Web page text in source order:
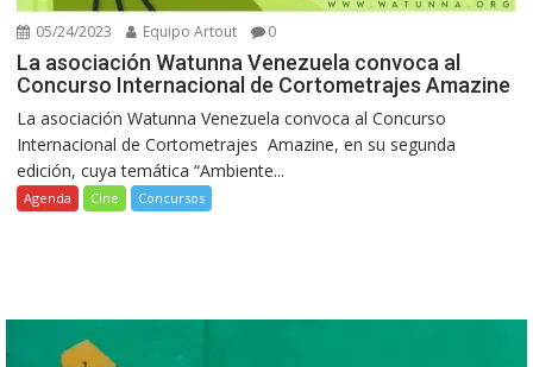
05/24/2023 Equipo Artout 0
La asociación Watunna Venezuela convoca al
Concurso Internacional de Cortometrajes Amazine
La asociación Watunna Venezuela convoca al Concurso
Internacional de Cortometrajes Amazine, en su segunda
edición, cuya temática “Ambiente...
Agenda Cine Concursos